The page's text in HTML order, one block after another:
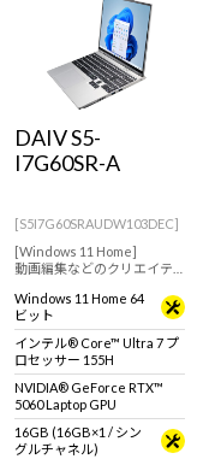
DAIV S5-
I7G60SR-A
[S5I7G60SRAUDW103DEC]
[Windows 11 Home]
動画編集などのクリエイテ
GeForce RTX 5060 Laptop
GPU搭載の15.3型クリエイタ
ー向けノートPC
Windows 11 Home 64
ビット
インテル® Core™ Ultra 7 プ
ロセッサー 155H
NVIDIA® GeForce RTX™
5060 Laptop GPU
16GB (16GB×1 / シン
グルチャネル)